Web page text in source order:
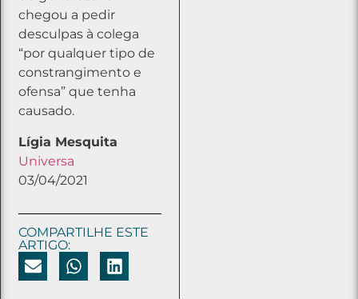
chegou a pedir
desculpas à colega
“por qualquer tipo de
constrangimento e
ofensa” que tenha
causado.
Lígia Mesquita
Universa
03/04/2021
COMPARTILHE ESTE
ARTIGO: